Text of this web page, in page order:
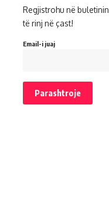
Regjistrohu në
të rinj në çast!
Email-i juaj